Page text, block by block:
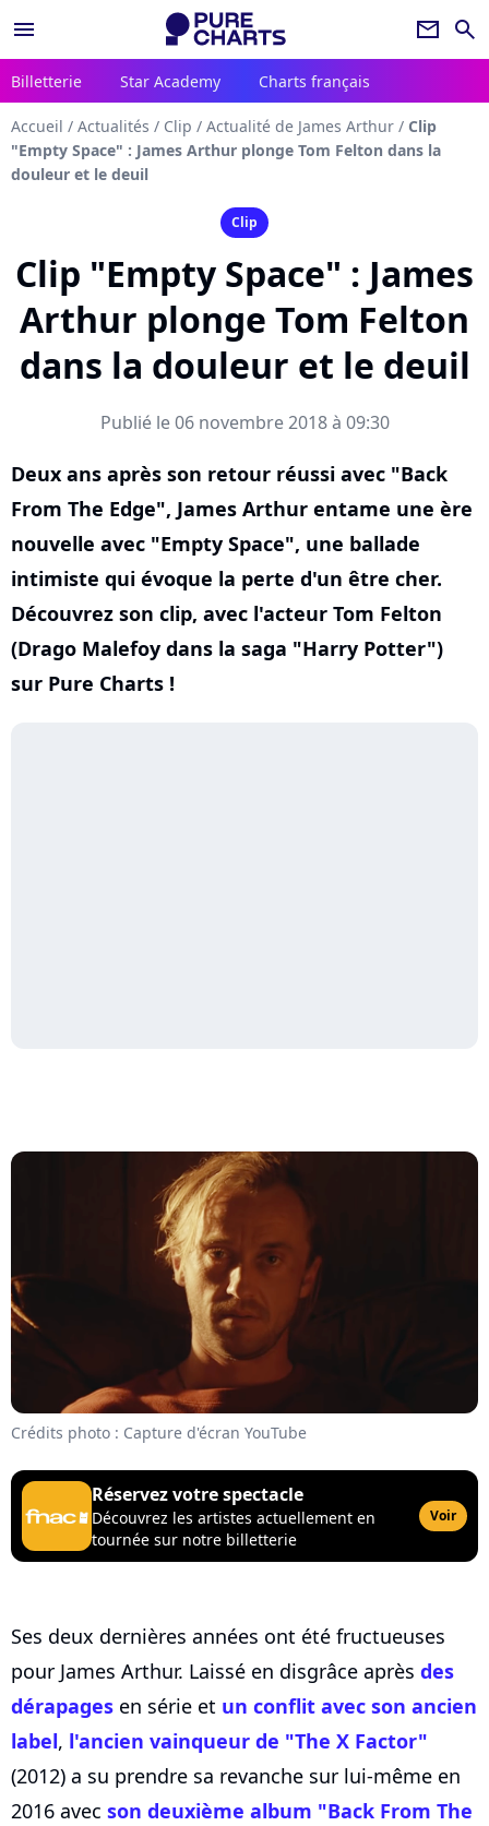
menu newsletter search
Billetterie Star Academy Charts français
Accueil / Actualités / Clip / Actualité de James Arthur / Clip
"Empty Space" : James Arthur plonge Tom Felton dans la
douleur et le deuil
Clip
Clip "Empty Space" : James
Arthur plonge Tom Felton
dans la douleur et le deuil
Publié le 06 novembre 2018 à 09:30
Deux ans après son retour réussi avec "Back
From The Edge", James Arthur entame une ère
nouvelle avec "Empty Space", une ballade
intimiste qui évoque la perte d'un être cher.
Découvrez son clip, avec l'acteur Tom Felton
(Drago Malefoy dans la saga "Harry Potter")
sur Pure Charts !
Crédits photo : Capture d'écran YouTube
Réservez votre spectacle
Découvrez les artistes actuellement en
tournée sur notre billetterie
Voir
Ses deux dernières années ont été fructueuses
pour James Arthur. Laissé en disgrâce après des
dérapages en série et un conflit avec son ancien
label, l'ancien vainqueur de "The X Factor"
(2012) a su prendre sa revanche sur lui-même en
2016 avec son deuxième album "Back From The